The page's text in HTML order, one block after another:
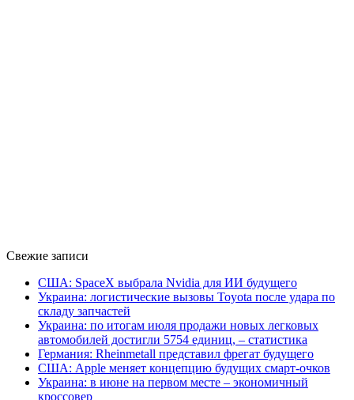
Свежие записи
США: SpaceX выбрала Nvidia для ИИ будущего
Украина: логистические вызовы Toyota после удара по
складу запчастей
Украина: по итогам июля продажи новых легковых
автомобилей достигли 5754 единиц, – статистика
Германия: Rheinmetall представил фрегат будущего
США: Apple меняет концепцию будущих смарт-очков
Украина: в июне на первом месте – экономичный
кроссовер